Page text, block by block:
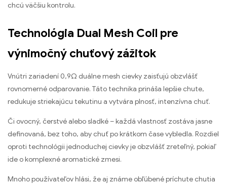
chcú väčšiu kontrolu.
Technológia Dual Mesh Coil pre
výnimočný chuťový zážitok
Vnútri zariadení 0,9Ω duálne mesh cievky zaisťujú obzvlášť
rovnomerné odparovanie. Táto technika prináša lepšie chute,
redukuje striekajúcu tekutinu a vytvára plnosť, intenzívna chuť.
Či ovocný, čerstvé alebo sladké – každá vlastnosť zostáva jasne
definovaná, bez toho, aby chuť po krátkom čase vybledla. Rozdiel
oproti technológii jednoduchej cievky je obzvlášť zreteľný, pokiaľ
ide o komplexné aromatické zmesi.
Mnoho používateľov hlási, že aj známe obľúbené príchute chutia